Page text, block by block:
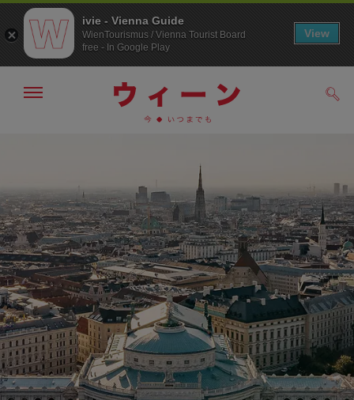
へ
ジ
の
ト
ッ
プ
へ
メ
非
表
示
ivie - Vienna Guide
WienTourismus / Vienna Tourist Board
free - In Google Play
View